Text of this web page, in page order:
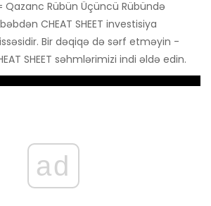
Qazanc Rübün Üçüncü Rübündə
CHEAT SHEET investisiya
Bir dəqiqə də sərf etməyin -
SHEET səhmlərimizi indi əldə edin.
ad